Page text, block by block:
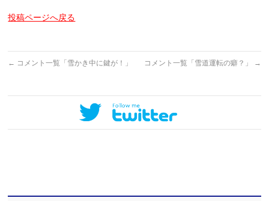
投稿ページへ戻る
← コメント一覧「雪かき中に鍵が！」 コメント一覧「雪道運転の癖？」 →